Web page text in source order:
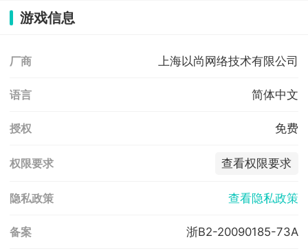
游戏信息
厂商 上海以尚网络技术有限公司
语言 简体中文
授权 免费
权限要求 查看权限要求
隐私政策 查看隐私政策
备案 浙B2-20090185-73A